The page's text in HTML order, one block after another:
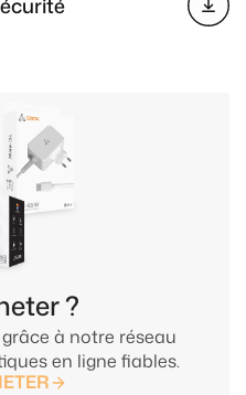
à notre réseau
en ligne fiables.
?